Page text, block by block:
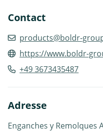
Contact
products@boldr-
https://www.boldr-
+49 3673435487
Adresse
Enganches y Remolques